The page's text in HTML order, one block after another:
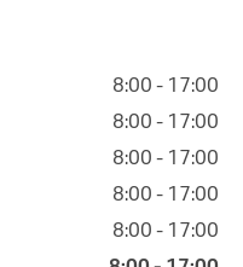
8:00 - 17:00
8:00 - 17:00
8:00 - 17:00
8:00 - 17:00
8:00 - 17:00